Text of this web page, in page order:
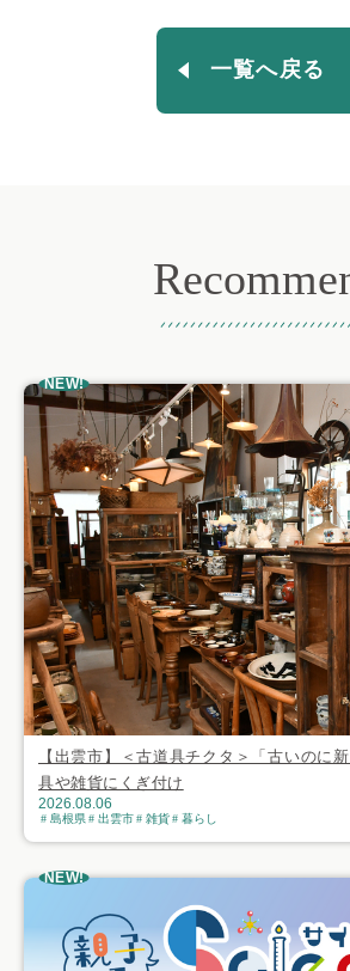
一覧へ戻る
NEW!
【出雲市】＜古道具チクタ＞「古いのに
具や雑貨にくぎ付け
2026.08.06
島根県 出雲市 雑貨 暮らし
NEW!